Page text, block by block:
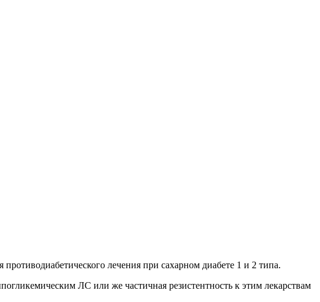
лечения при сахарном диабете 1 и 2 типа.
ЛС или же частичная резистентность к этим лекарствам